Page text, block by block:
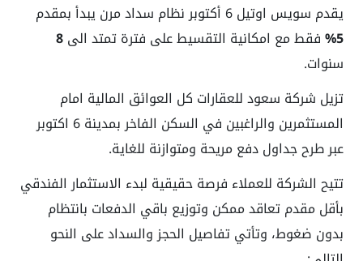
يقدم سويس اوتيل 6 أكتوبر نظام سداد مرن يبدأ بمقدم
5%
فقط مع امكانية التقسيط على فترة تمتد الى8
سنوات.
تزيل شركة سعود للعقارات كل العوائق المالية امام
المستثمرين والراغبين في السكن الفاخر بمدينة 6 اكتوبر
عبر طرح جداول دفع مريحة ومتوازنة للغاية.
تتيح الشركة للعملاء فرصة حقيقية لبدء الاستثمار الفندقي
بأقل مقدم تعاقد ممكن وتوزيع باقي الدفعات بانتظام
بدون ضغوط، وتأتي تفاصيل الحجز والسداد على النحو